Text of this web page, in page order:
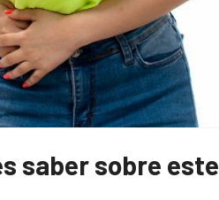
saber sobre este